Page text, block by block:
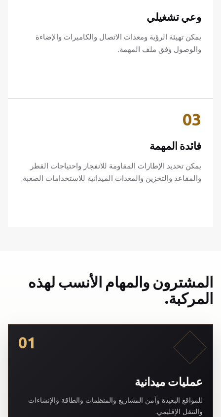
وعي تشغيلي
يمكن تهيئة الرؤية ومعدات الاتصال والكاميرات والإضاءة
والوصول وفق ملف المهمة.
03
فائدة المهمة
يمكن تحديد الإطارات المقاومة للانفجار واحتياجات القطر
والمقاعد والتخزين والمعدات الميدانية للاستخدامات الصعبة.
المشترون والمهام الأنسب لهذه
المركبة.
01
عمليات ميدانية
للمواقع البعيدة وأمن المشاريع والمنظمات والطاقة والإنشاءات
والتنقل الإقليمي.